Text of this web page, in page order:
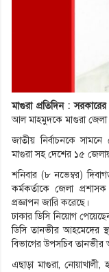
মাগুরা প্রতিদিন : সরকারের
আল মাহমুদকে মাগুরা জেলা
জাতীয় নির্বাচনকে
মাগুরা সহ দেশের ১৫
শনিবার (৮ নভেম্বর)
কর্মকর্তাকে জেলা
প্রজ্ঞাপন জারি করেছে।
ঢাকার ডিসি নিয়োগ
ডিসি তানভীর আহমেদের
বিভাগের উপসচিব তানভীর
এছাড়া মাগুরা, নোয়াখালী,